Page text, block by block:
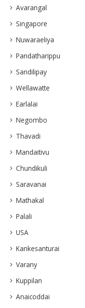
Avarangal
Singapore
Nuwaraeliya
Pandatharippu
Sandilipay
Wellawatte
Earlalai
Negombo
Thavadi
Mandaitivu
Chundikuli
Saravanai
Mathakal
Palali
USA
Kankesanturai
Varany
Kuppilan
Anaicoddai